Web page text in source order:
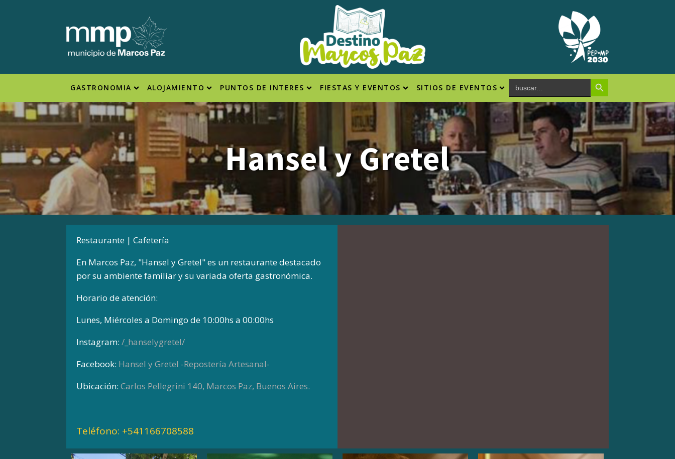
GASTRONOMIA ALOJAMIENTO PUNTOS DE INTERES FIESTAS Y EVENTOS SITIOS DE EVENTOS Search
for:
Search Button
Hansel y Gretel
Restaurante | Cafetería
En Marcos Paz, "Hansel y Gretel" es un restaurante destacado
por su ambiente familiar y su variada oferta gastronómica.
Horario de atención:
Lunes, Miércoles a Domingo de 10:00hs a 00:00hs
Instagram: /_hanselygretel/
Facebook: Hansel y Gretel -Repostería Artesanal-
Ubicación: Carlos Pellegrini 140, Marcos Paz, Buenos Aires.
Teléfono: +541166708588